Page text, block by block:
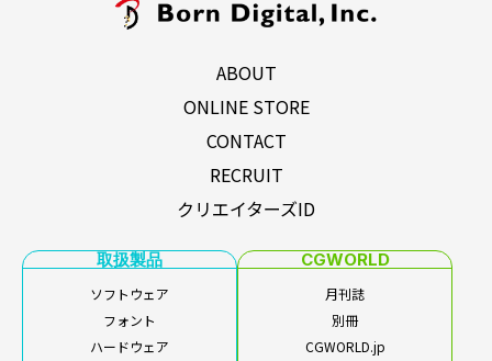
ABOUT
ONLINE STORE
CONTACT
RECRUIT
クリエイターズID
取扱製品
ソフトウェア
フォント
ハードウェア
CGWORLD
月刊誌
別冊
CGWORLD.jp